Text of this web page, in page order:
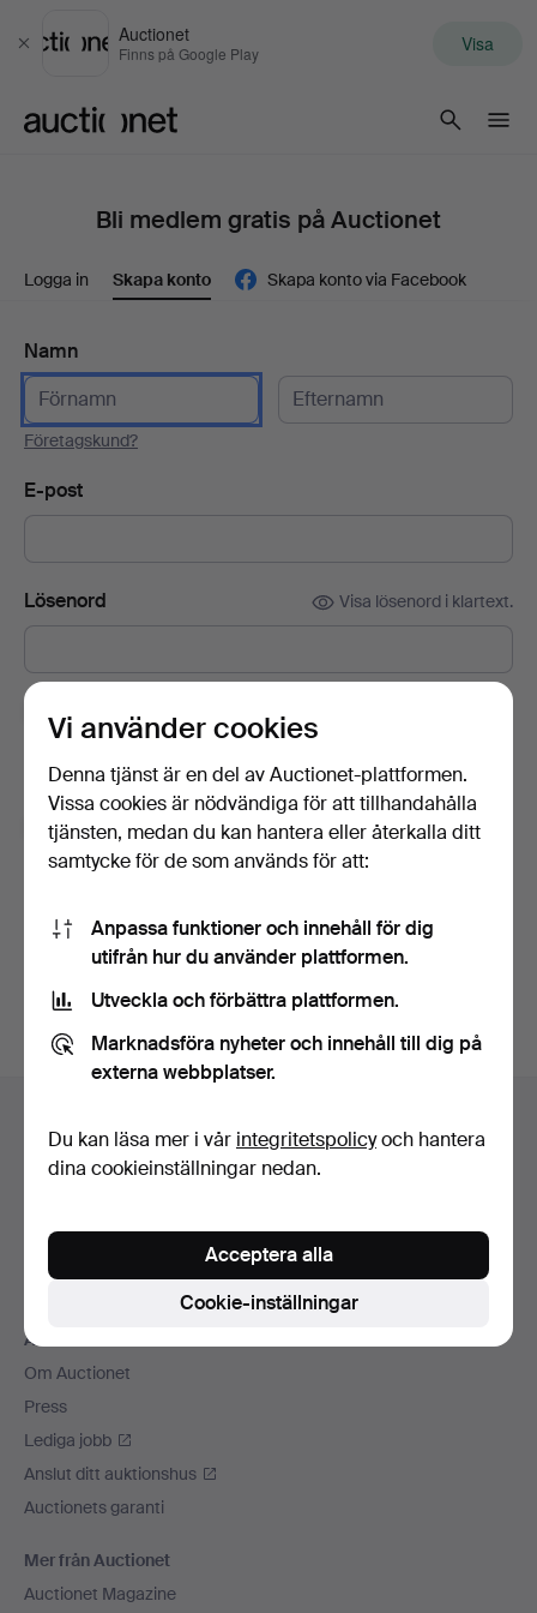
Stäng
Auctionet
Finns på Google Play Visa
Bli medlem gratis på Auctionet
Logga in Skapa konto Skapa konto via Facebook
Namn
Företagskund?
E-post
Lösenord Visa lösenord i klartext.
Prenumerera på Auctionets nyhetsbrev.
ångrar dig kan du enkelt avsluta prenumerationen.
Jag är över 18 år och jag godkänner
användarvillkoren,köpvillkorensamt bekräftar att jag
Skapa konto
Kontakta support
Sociala medier
Auctionet
Om Auctionet
Press
Lediga jobb
Anslut ditt auktionshus
Auctionets garanti
Mer från Auctionet
Auctionet Magazine
Vi använder cookies
Denna tjänst är en del av Auctionet-plattformen.
Vissa cookies är nödvändiga för att tillhandahålla
tjänsten, medan du kan hantera eller återkalla ditt
samtycke för de som används för att:
Anpassa funktioner och innehåll för dig
utifrån hur du använder plattformen.
Utveckla och förbättra plattformen.
Marknadsföra nyheter och innehåll till dig på
externa webbplatser.
Du kan läsa mer i vår integritetspolicyoch hantera
dina cookieinställningar nedan.
Cookie-inställningar
Acceptera alla